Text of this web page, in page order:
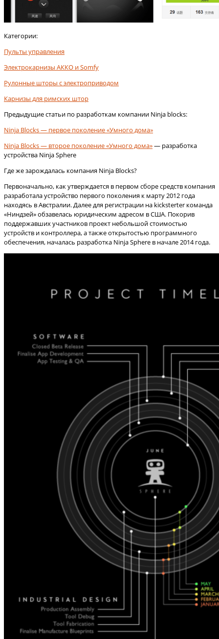
Категории:
Пульты управления
Электрокарнизы АККО и Somfy
Рулонные шторы с электроприводом
Карнизы для римских штор
Предыдущие статьи по разработкам компании Ninja blocks:
Ninja Blocks — первое поколение «Умного дома»
Ninja Blocks — второе поколение «Умного дома»— разработка
устройства Ninja Sphere
Где же зарождалась компания Ninja Blocks?
Первоначально, как утверждается в первом сборе средств компания
разработала устройство первого поколения к марту 2012 года
находясь в Австралии. Далее для регистрации на kicksterter команда
«Ниндзей» обзавелась юридическим адресом в США. Покорив
поддержавших участников проект небольшой стоимостью
устройств и контроллера, а также открытостью программного
обеспечения, началась разработка Ninja Sphere в начале 2014 года.